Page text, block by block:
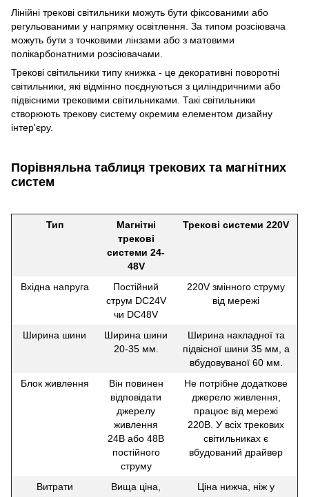
Лінійні трекові світильники можуть бути фіксованими або
регульованими у напрямку освітлення. За типом розсіювача
можуть бути з точковими лінзами або з матовими
полікарбонатними розсіювачами.
Трекові світильники типу книжка - це декоративні поворотні
світильники, які відмінно поєднуються з циліндричними або
підвісними трековими світильниками. Такі світильники
створюють трекову систему окремим елементом дизайну
інтер'єру.
Порівняльна таблиця трекових та магнітних
систем
Тип
Магнітні
трекові
системи 24-
48V
Трекові системи 220V
Вхідна напруга
Постійний
струм DC24V
чи DC48V
220V змінного струму
від мережі
Ширина шини
Ширина шини
20-35 мм.
Ширина накладної та
підвісної шини 35 мм, а
вбудовуваної 60 мм.
Блок живлення
Він повинен
відповідати
джерелу
живлення
24В або 48В
постійного
струму
Не потрібне додаткове
джерело живлення,
працює від мережі
220В. У всіх трекових
світильниках є
вбудований драйвер
Витрати
Вища ціна,
Ціна нижча, ніж у